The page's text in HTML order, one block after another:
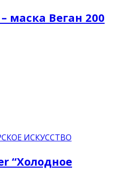
– маска Веган 200
ИСКУССТВО
“Холодное